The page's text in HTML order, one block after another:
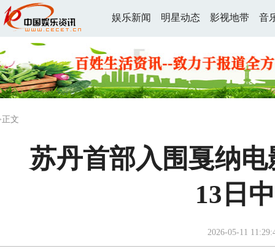
娱乐新闻 明星动态 影视地带 音
文
苏丹首部入围戛纳
13日
2026-05-11